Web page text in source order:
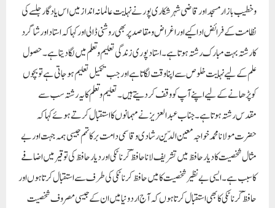
و خطیب بازار مسجد اور قاضی شہر شکاری پور نے نہایت عالمانہ انداز میں اس یادگار جلسے کی
نظامت کے فرائض ادا کیے اور اغراض و مقاصد پر بھی روشنی ڈالی اور کہا کہ استاد اور شاگرد
کا رشتہ بہت مبارک رشتہ ہوتا ہے۔ استاد پوری زندگی تعلیم و تعلم میں لگادیتا ہے۔ حصول
علم کے لیے نہایت خلوص سے اپنا وقت لگاتا ہے اور جب تکمیل تعلیم ہوجاتی ہے تو بچوں
کو پڑھانے کے لیے اپنے آپ کو وقف کردیتے ہیں۔ تعلیم و تعلم کا یہ رشتہ سب سے
مقدس رشتہ ہوتا ہے۔ جناب عبدالعزیزنے مہمانوں کا استقبال کرتے ہوئے کہا کہ
حضرت مولانا محمد خواجہ معین الدّین رشادی وقاسمی دامت برکاتہم جیسی ہمہ جہت اور بے
مثال شخصیت کا دیار حافظ میں تشریف لانا حافظؔ کرناٹکی اور دیارحافظ کی توقیر میں اضافے
کا سبب ہے۔ ایسی بے نظیر شخصیت کا میں حافظ کرناٹکی کی طرف سے استقبال کرتا ہوں اور
حافظؔ کرناٹکی کا بھی استقبال کرتا ہوں کہ آج اردونیا میں ان کے جیسی مصروف شخصیت